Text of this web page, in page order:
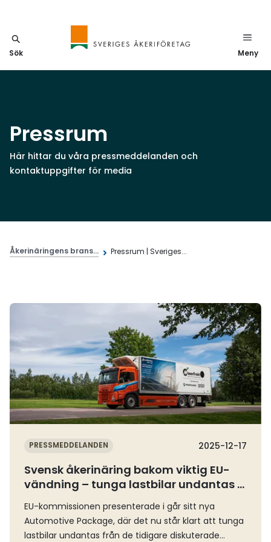
Sök Meny
Pressrum
Här hittar du våra pressmeddelanden och
kontaktuppgifter för media
Åkerinäringens brans... Pressrum | Sveriges...
PRESSMEDDELANDEN 2025-12-17
Svensk åkerinäring bakom viktig EU-
vändning – tunga lastbilar undantas i
nytt lagförslag
EU-kommissionen presenterade i går sitt nya
Automotive Package, där det nu står klart att tunga
lastbilar undantas från de tidigare diskuterade
Läs mer